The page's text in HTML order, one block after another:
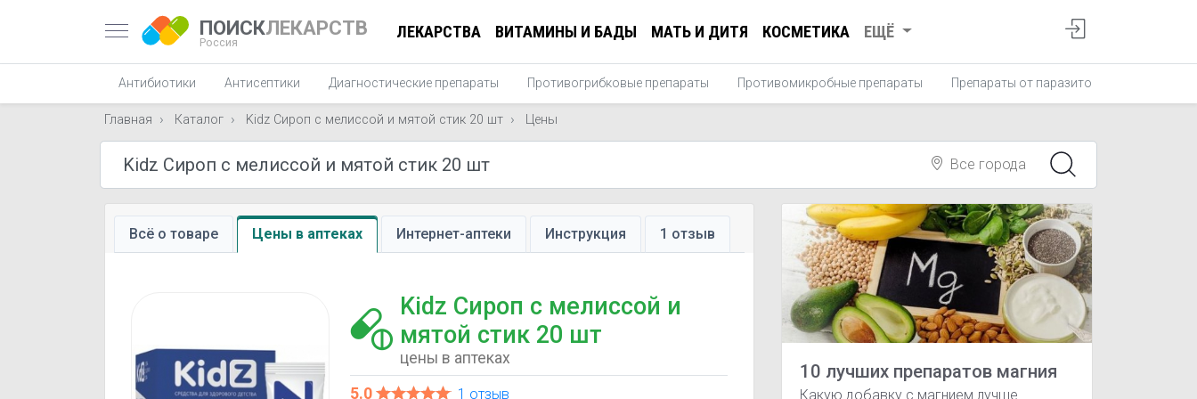
ПОИСКЛЕКАРСТВ
Россия
ЛЕКАРСТВА ВИТАМИНЫ И БАДЫ МАТЬ И ДИТЯ КОСМЕТИКА ЕЩЁ
Антибиотики Антисептики Диагностические препараты Противогрибковые препараты Противомикробные препараты Препараты от паразитов
Главная Каталог Kidz Сироп с мелиссой и мятой стик 20 шт Цены
Все города
Всё о товаре Цены в аптеках Интернет-аптеки Инструкция 1 отзыв
Kidz Сироп с мелиссой и
мятой стик 20 шт
цены в аптеках
5.0
1 отзыв
10 лучших препаратов магния
Какую добавку с магнием лучше